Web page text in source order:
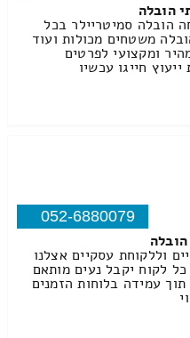
הובלה
הובלה סמיטריילר בכל
משטחים מכולות ועוד
ומקצועי לפרטים
חייגו עכשיו
052-6880079
וללקוחת עסקיים אצלנו
לקוח יקבל נעים מותאם
עמידה בלוחות הזמנים